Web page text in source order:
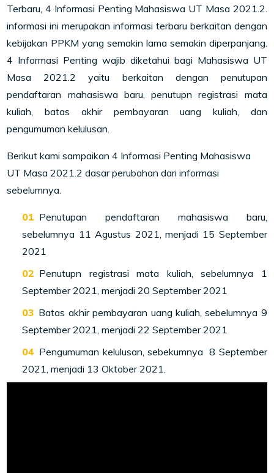
Terbaru, 4 Informasi Penting Mahasiswa UT Masa 2021.2.
informasi ini merupakan informasi terbaru berkaitan dengan
kebijakan PPKM yang semakin lama semakin diperpanjang.
4 Informasi Penting wajib diketahui bagi Mahasiswa UT
Masa 2021.2 yaitu berkaitan dengan penutupan
pendaftaran mahasiswa baru, penutupn registrasi mata
kuliah, batas akhir pembayaran uang kuliah, dan
pengumuman kelulusan.
Berikut kami sampaikan4 Informasi Penting Mahasiswa
UT Masa 2021.2 dasar perubahan dari informasi
sebelumnya.
Penutupan pendaftaran mahasiswa baru,
sebelumnya 11 Agustus 2021, menjadi 15 September
2021
Penutupn registrasi mata kuliah, sebelumnya 1
September 2021, menjadi 20 September 2021
Batas akhir pembayaran uang kuliah, sebelumnya 9
September 2021, menjadi 22 September 2021
Pengumuman kelulusan, sebekumnya 8 September
2021, menjadi 13 Oktober 2021.